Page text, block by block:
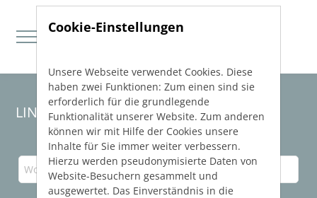
Direkt zur Hauptnavigation springen
Direkt zum Inhalt springen
LINEAR Solutions26für AutoCAD
Cookie-Einstellungen
Unsere Webseite verwendet Cookies. Diese
haben zwei Funktionen: Zum einen sind sie
erforderlich für die grundlegende
Funktionalität unserer Website. Zum anderen
können wir mit Hilfe der Cookies unsere
Inhalte für Sie immer weiter verbessern.
Hierzu werden pseudonymisierte Daten von
Website-Besuchern gesammelt und
ausgewertet. Das Einverständnis in die